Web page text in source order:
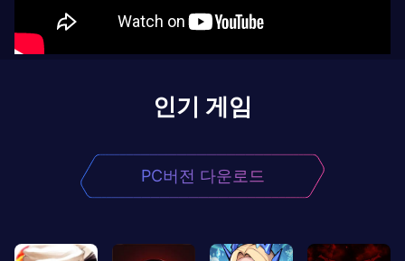
인기 게임
PC버전 다운로드